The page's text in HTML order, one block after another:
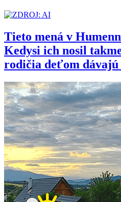
Tieto mená v
Kedysi ich nosil
rodičia deťom dávajú